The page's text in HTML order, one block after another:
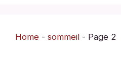
Home - sommeil - Page 2